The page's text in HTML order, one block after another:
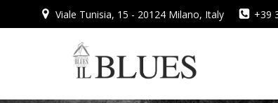
al
Viale Tunisia, 15 - 20124 Milano, Italy +39